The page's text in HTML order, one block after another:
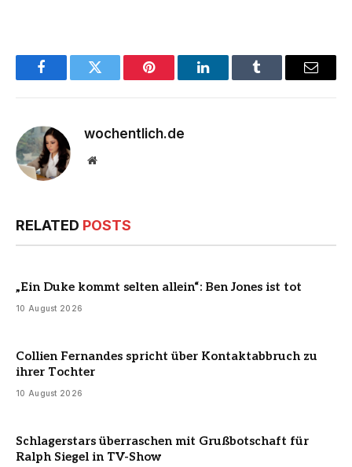
FacebookTwitter Pinterest LinkedInTumblr Email
wochentlich.de
Website
RELATED POSTS
„Ein Duke kommt selten allein“: Ben Jones ist tot
10 August 2026
Collien Fernandes spricht über Kontaktabbruch zu
ihrer Tochter
10 August 2026
Schlagerstars überraschen mit Grußbotschaft für
Ralph Siegel in TV-Show